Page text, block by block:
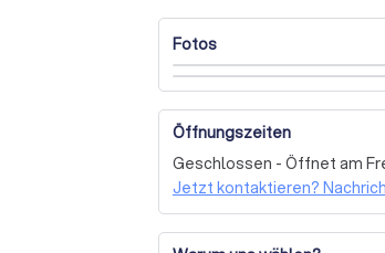
Fotos
Öffnungszeiten
Geschlossen - Öffnet am
Jetzt kontaktieren?